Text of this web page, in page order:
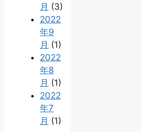
月 (3)
2022
年9
月 (1)
2022
年8
月 (1)
2022
年7
月 (1)